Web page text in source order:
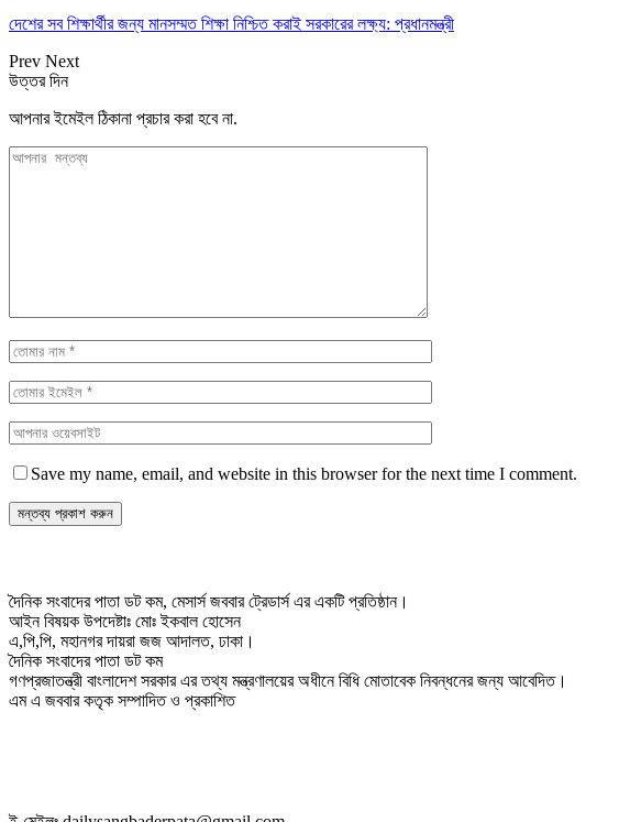
দেশের সব শিক্ষার্থীর জন্য মানসম্মত শিক্ষা নিশ্চিত করাই সরকারের লক্ষ্য: প্রধানমন্ত্রী
Prev Next
উত্তর দিন
আপনার ইমেইল ঠিকানা প্রচার করা হবে না.
Save my name, email, and website in this browser for the next time I comment.
দৈনিক সংবাদের পাতা ডট কম, মেসার্স জববার ট্রেডার্স এর একটি প্রতিষ্ঠান।
আইন বিষয়ক উপদেষ্টাঃ মোঃ ইকবাল হোসেন
এ,পি,পি, মহানগর দায়রা জজ আদালত, ঢাকা।
দৈনিক সংবাদের পাতা ডট কম
গণপ্রজাতন্ত্রী বাংলাদেশ সরকার এর তথ্য মন্ত্রণালয়ের অধীনে বিধি মোতাবেক নিবন্ধনের জন্য আবেদিত।
এম এ জববার কতৃক সম্পাদিত ও প্রকাশিত